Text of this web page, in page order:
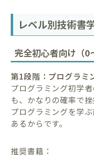
レベル別技術書
完全初心者向け（0
第1段階：プログラミ
プログラミング初学
も、かなりの確率で挫
プログラミングを学
あるからです。
推奨書籍：